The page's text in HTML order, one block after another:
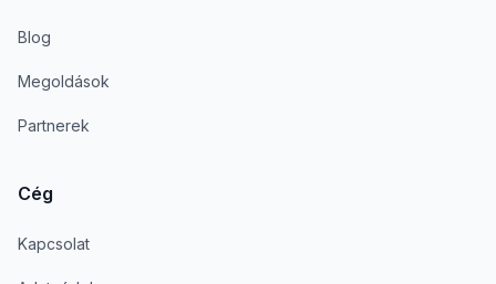
Blog
Megoldások
Partnerek
Cég
Kapcsolat